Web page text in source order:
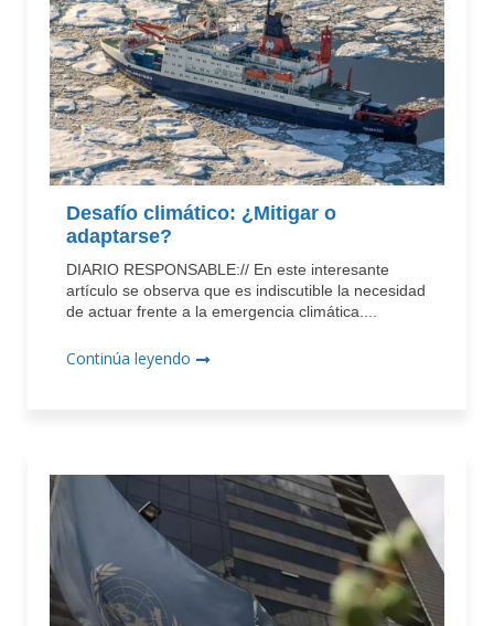
Desafío climático: ¿Mitigar o
adaptarse?
DIARIO RESPONSABLE:// En este interesante
artículo se observa que es indiscutible la necesidad
de actuar frente a la emergencia climática....
Continúa leyendo